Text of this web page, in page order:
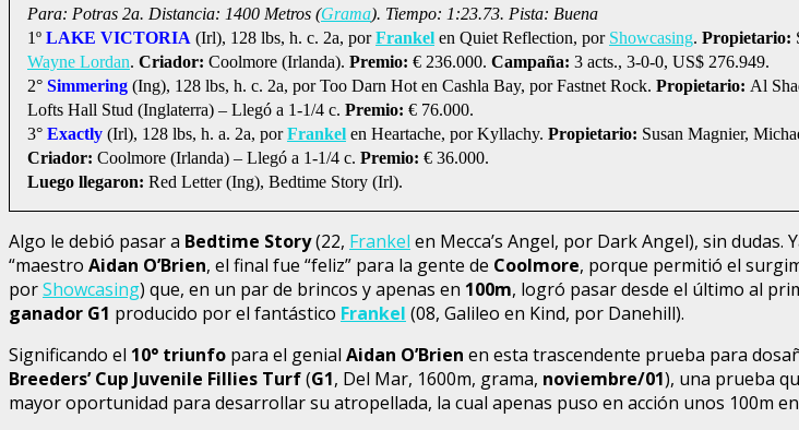
Para: Potras 2a. Distancia: 1400 Metros (Grama). Tiempo: 1:23.73. Pista: Buena
1º LAKE VICTORIA (Irl), 128 lbs, h. c. 2a, porFrankel en Quiet Reflection, por Showcasing. Propietario:
Wayne Lordan. Criador: Coolmore (Irlanda). Premio: € 236.000. Campaña: 3 acts., 3-0-0, US$ 276.949.
2° Simmering (Ing), 128 lbs, h. c. 2a, por Too Darn Hot en Cashla Bay, por Fastnet Rock. Propietario: Al
Lofts Hall Stud (Inglaterra) – Llegó a 1-1/4 c. Premio: € 76.000.
3° Exactly (Irl), 128 lbs, h. a. 2a, porFrankel en Heartache, por Kyllachy. Propietario: Susan Magnier,
Criador: Coolmore (Irlanda) – Llegó a 1-1/4 c. Premio: € 36.000.
Luego llegaron: Red Letter (Ing), Bedtime Story (Irl).
Algo le debió pasar a Bedtime Story(22, Frankel en Mecca’s Angel, por Dark Angel), sin
“maestro Aidan O’Brien, el final fue “feliz” para la gente de Coolmore, porque permitió el
porShowcasing) que, en un par de brincos y apenas en 100m, logró pasar desde el último al
ganador G1 producido por el fantástico Frankel (08, Galileo en Kind, por Danehill).
Significando el 10° triunfo para el genial Aidan O’Brien en esta trascendente prueba para
Breeders’ Cup Juvenile Fillies Turf(G1, Del Mar, 1600m, grama, noviembre/01), una prueba
mayor oportunidad para desarrollar su atropellada, la cual apenas puso en acción unos 100m